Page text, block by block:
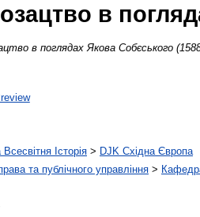
в
в поглядах Якова Собєського
Історія > DJK Східна Європа
та публічного управління >